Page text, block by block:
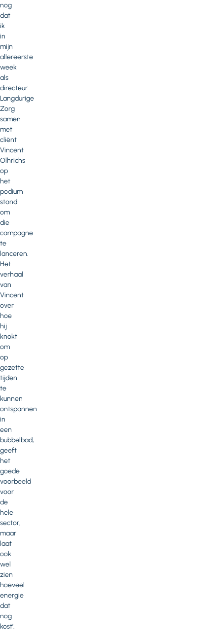
nog
dat
ik
in
mijn
allereerste
week
als
directeur
Langdurige
Zorg
samen
met
cliënt
Vincent
Olhrichs
op
het
podium
stond
om
die
campagne
te
lanceren.
Het
verhaal
van
Vincent
over
hoe
hij
knokt
om
op
gezette
tijden
te
kunnen
ontspannen
in
een
bubbelbad,
geeft
het
goede
voorbeeld
voor
de
hele
sector,
maar
laat
ook
wel
zien
hoeveel
energie
dat
nog
kost’.